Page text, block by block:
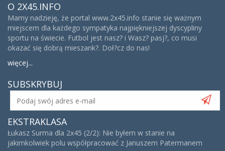
O 2X45.INFO
Mamy nadzieję, że portal www.2x45.info stanie się ważnym
miejscem dla każdego sympatyka najpiękniejszej dyscypliny
sportu na świecie. Futbol jest nasz? i Wasz? pasj?, co musi
okazać się dobrą mieszank?. Doł?cz do nas!
więcej...
SUBSKRYBUJ
EKSTRAKLASA
Łukasz Surma dla 2x45 (2/2): Nie byłem w stanie na
jakimkolwiek polu współpracować z Januszem Patermanem